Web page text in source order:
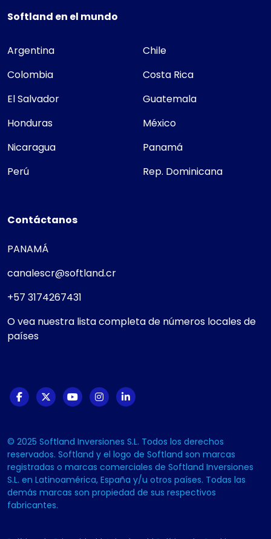
Softland en el mundo
Argentina
Chile
Colombia
Costa Rica
El Salvador
Guatemala
Honduras
México
Nicaragua
Panamá
Perú
Rep. Dominicana
Contáctanos
PANAMÁ
canalescr@softland.cr
+57 3174267431
O vea nuestra lista completa de números locales de
países
© 2025 Softland Inversiones S.L. Todos los derechos
reservados. Softland y el logo de Softland son marcas
registradas o marcas comerciales de Softland Inversiones
S.L. en Latinoamérica, España y/u otros países. Todas las
demás marcas son propiedad de sus respectivos
fabricantes.